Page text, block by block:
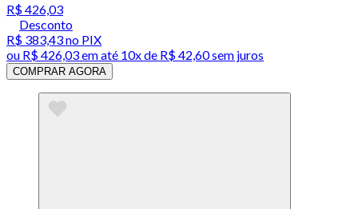
R$ 426,03
Desconto
R$ 383,43no PIX
ou R$ 426,03em até 10x de R$ 42,60 sem juros
COMPRAR AGORA